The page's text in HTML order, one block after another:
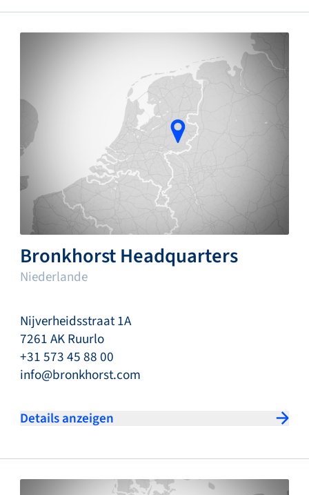
Bronkhorst Headquarters
Niederlande
Nijverheidsstraat 1A
7261 AK Ruurlo
+31 573 45 88 00
info@bronkhorst.com
Details anzeigen